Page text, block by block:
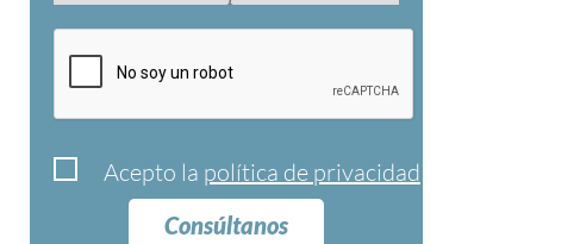
Acepto la política de privacidad
Consúltanos